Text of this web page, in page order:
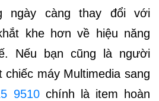
ngày càng thay đổi với
khe hơn về hiệu năng
Nếu bạn cũng là người
máy Multimedia sang
9510chính là item hoàn